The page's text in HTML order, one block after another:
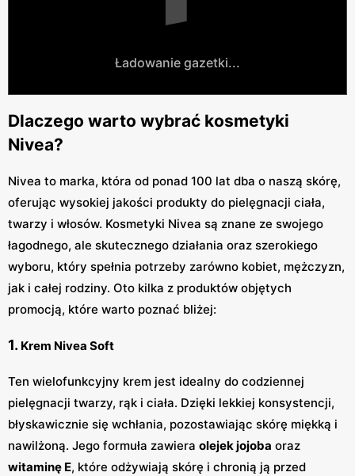
Ładowanie gazetki...
Dlaczego warto wybrać kosmetyki
Nivea?
Nivea to marka, która od ponad 100 lat dba o naszą skórę,
oferując wysokiej jakości produkty do pielęgnacji ciała,
twarzy i włosów. Kosmetyki Nivea są znane ze swojego
łagodnego, ale skutecznego działania oraz szerokiego
wyboru, który spełnia potrzeby zarówno kobiet, mężczyzn,
jak i całej rodziny. Oto kilka z produktów objętych
promocją, które warto poznać bliżej:
1. Krem Nivea Soft
Ten wielofunkcyjny krem jest idealny do codziennej
pielęgnacji twarzy, rąk i ciała. Dzięki lekkiej konsystencji,
błyskawicznie się wchłania, pozostawiając skórę miękką i
nawilżoną. Jego formuła zawiera olejek jojoba oraz
witaminę E, które odżywiają skórę i chronią ją przed